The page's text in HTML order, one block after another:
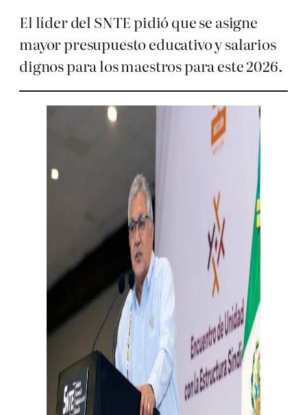
El líder del SNTE pidió que se asigne
mayor presupuesto educativo y salarios
dignos para los maestros para este 2026.